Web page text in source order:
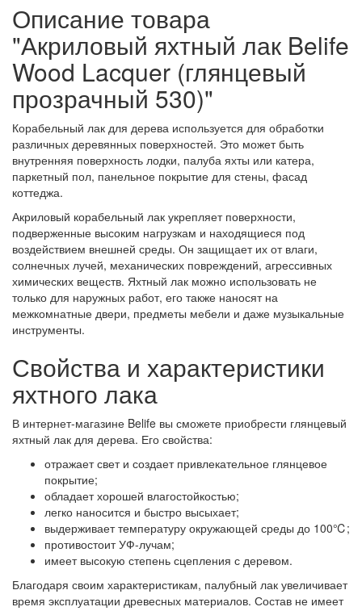
Описание товара
"Акриловый яхтный лак Belife
Wood Lacquer (глянцевый
прозрачный 530)"
Корабельный лак для дерева используется для обработки
различных деревянных поверхностей. Это может быть
внутренняя поверхность лодки, палуба яхты или катера,
паркетный пол, панельное покрытие для стены, фасад
коттеджа.
Акриловый корабельный лак укрепляет поверхности,
подверженные высоким нагрузкам и находящиеся под
воздействием внешней среды. Он защищает их от влаги,
солнечных лучей, механических повреждений, агрессивных
химических веществ. Яхтный лак можно использовать не
только для наружных работ, его также наносят на
межкомнатные двери, предметы мебели и даже музыкальные
инструменты.
Свойства и характеристики
яхтного лака
В интернет-магазине Belife вы сможете приобрести глянцевый
яхтный лак для дерева. Его свойства:
отражает свет и создает привлекательное глянцевое
покрытие;
обладает хорошей влагостойкостью;
легко наносится и быстро высыхает;
выдерживает температуру окружающей среды до 100℃;
противостоит УФ-лучам;
имеет высокую степень сцепления с деревом.
Благодаря своим характеристикам, палубный лак увеличивает
время эксплуатации древесных материалов. Состав не имеет